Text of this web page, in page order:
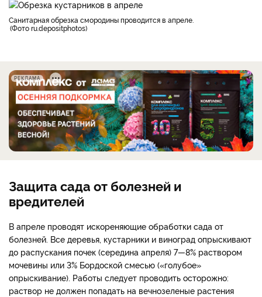
санитарная обрезка смородины проводится в апреле.
Фото ru.depositphotos
РЕКЛАМА
Защита сада от болезней и
вредителей
В апреле проводят искореняющие обработки сада от
болезней. Все деревья, кустарники и виноград опрыскивают
до распускания почек (середина апреля) 7—8% раствором
мочевины или 3% Бордоской смесью («голубое»
опрыскивание). Работы следует проводить осторожно:
раствор не должен попадать на вечнозеленые растения